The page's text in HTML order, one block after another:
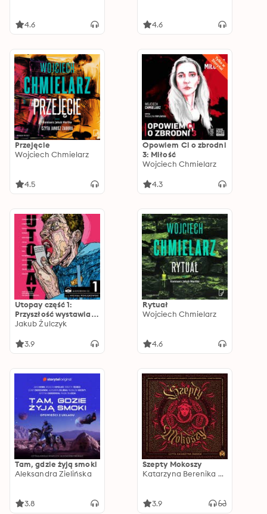
4.6 4.6
Przejęcie
Wojciech Chmielarz
4.5
Opowiem Ci o zbrodni
3: Miłość
Wojciech Chmielarz
4.3
Utopay część 1:
Przyszłość wystawia
rachunek
Jakub Żulczyk
3.9
Rytuał
Wojciech Chmielarz
4.6
Tam, gdzie żyją smoki
Aleksandra Zielińska
3.8
Szepty Mokoszy
Katarzyna Berenika Miszczuk
3.9